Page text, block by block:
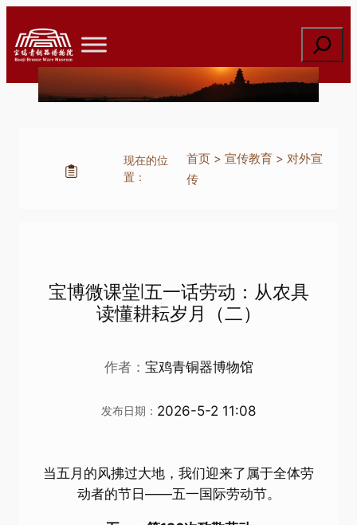
至
内
索
现在的位
置：
首页> 宣传教育> 对外宣
传
宝博微课堂|五一话劳动：从农具
读懂耕耘岁月（二）
作者： 宝鸡青铜器博物馆
发布日期： 2026-5-2 11:08
当五月的风拂过大地，我们迎来了属于全体劳
动者的节日——五一国际劳动节。